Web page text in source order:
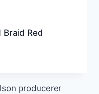
Braid Red
producerer